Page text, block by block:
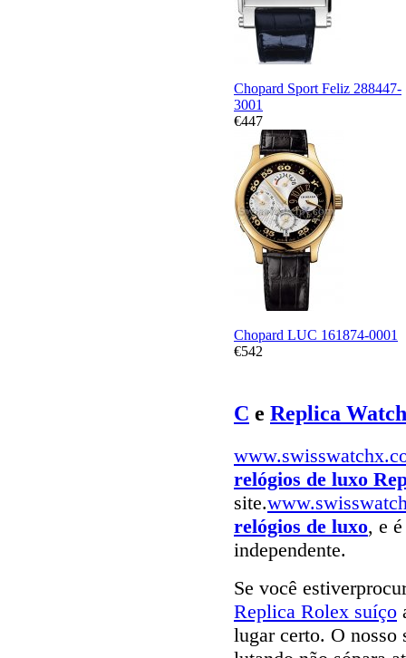
Chopard Sport Feliz 288447-
3001
€447
Chopard LUC 161874-0001
€542
C e Replica Watch
relógios de luxo
site.
relógios de luxo, e
independente.
Se você
Replica Rolex suíço
lugar certo. O